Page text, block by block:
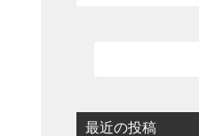
最近の投稿